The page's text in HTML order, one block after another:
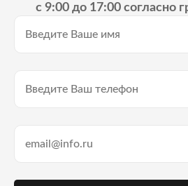
с 9:00 до 17:00 согласно